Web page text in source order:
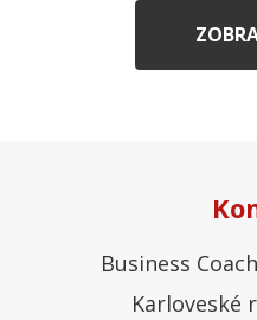
Business
Karloveské